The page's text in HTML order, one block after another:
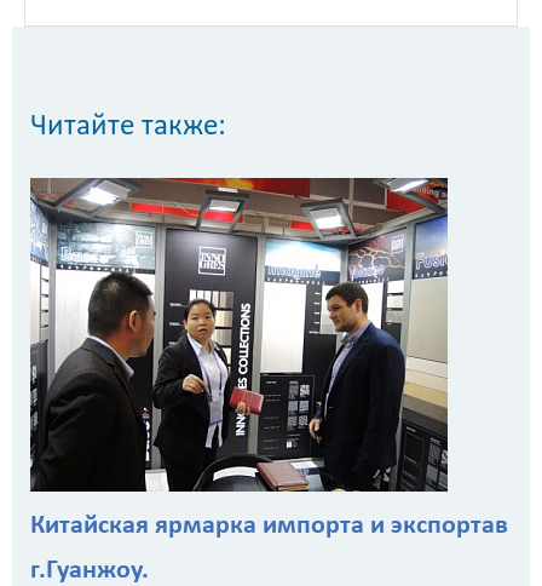
Читайте также:
Китайская ярмарка импорта и экспортав
г.Гуанжоу.